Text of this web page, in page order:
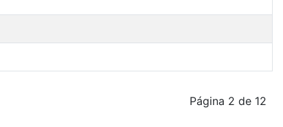
Página 2 de 12